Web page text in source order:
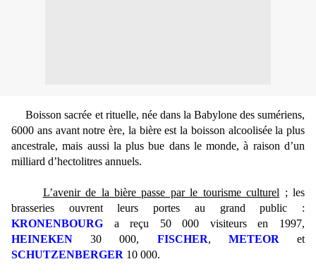
Boisson sacrée et rituelle, née dans la Babylone des sumériens,
6000 ans avant notre ère, la bière est la boisson alcoolisée la plus
ancestrale, mais aussi la plus bue dans le monde, à raison d’un
milliard d’hectolitres annuels.
L’avenir de la bière passe par le tourisme culturel ; les
brasseries ouvrent leurs portes au grand public :
KRONENBOURG
a reçu 50 000 visiteurs en 1997,
HEINEKEN
30 000, FISCHER, METEOR
et
SCHUTZENBERGER 10 000.